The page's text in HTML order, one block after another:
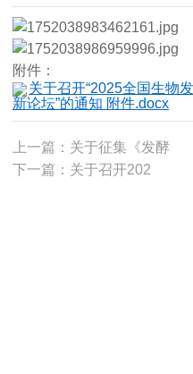
附件：
关于召开“2025全国生物
新论坛”的通知 附件.docx
上一篇：关于征集《发酵
下一篇：关于召开202